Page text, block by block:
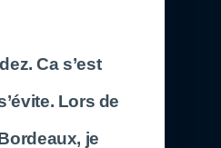
Ca s’est
Lors de
je